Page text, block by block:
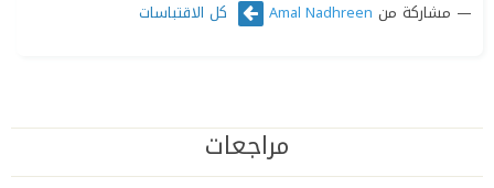
مشاركة من Amal Nadhreen كل الاقتباسات
مراجعات